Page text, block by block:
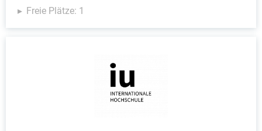
Freie Plätze: 1